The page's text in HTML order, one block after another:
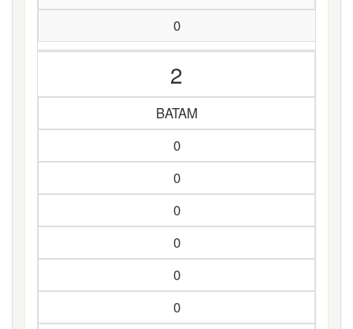
0
2
BATAM
0
0
0
0
0
0